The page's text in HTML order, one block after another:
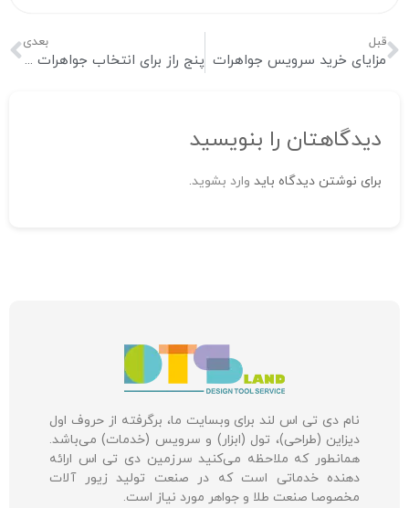
قبل
مزایای خرید سرویس جواهرات
بعدی
پنج راز برای انتخاب جواهرات ایده‌آل بر اساس شخصیت شما
دیدگاهتان را بنویسید
برای نوشتن دیدگاه باید وارد بشوید.
نام دی تی اس لند برای وبسایت ما، برگرفته از حروف اول
دیزاین (طراحی)، تول (ابزار) و سرویس (خدمات) می‌باشد.
همانطور که ملاحظه می‌کنید سرزمین دی تی اس ارائه
دهنده خدماتی است که در صنعت تولید زیور آلات
مخصوصا صنعت طلا و جواهر مورد نیاز است.